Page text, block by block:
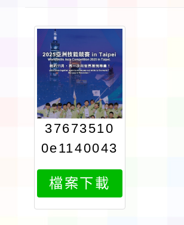
37673510
0e1140043
719attach
11
檔案下載